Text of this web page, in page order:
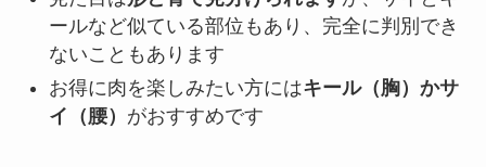
ールなど似ている部位もあり、完全に判別でき
ないこともあります
お得に肉を楽しみたい方にはキール（胸）かサ
イ（腰） がおすすめです